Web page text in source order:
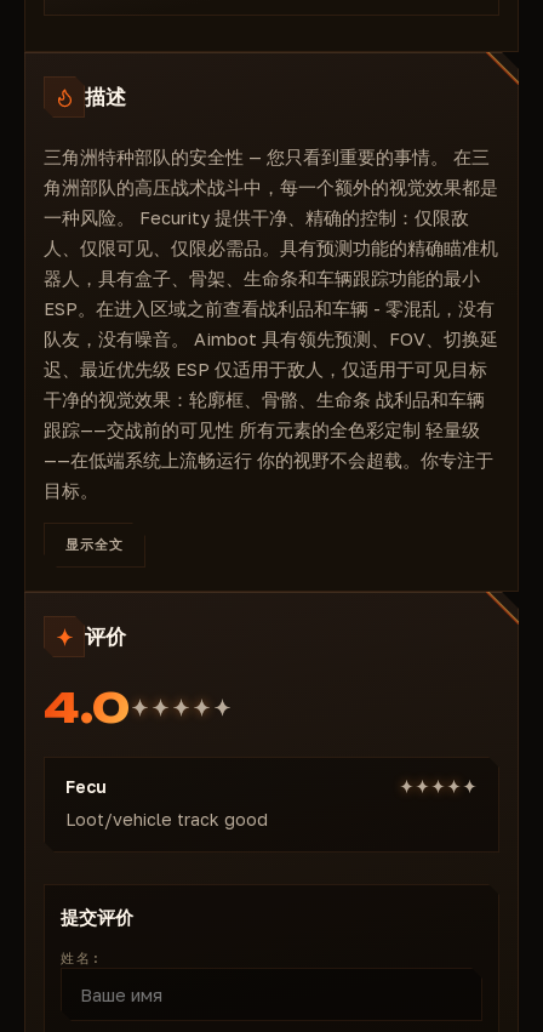
仅限敌人
视场角
随机骰子
盒子轮廓
骷髅
战利品
车辆
颜色
描述
三角洲特种部队的安全性 — 您只看到重要的事情。 在三
角洲部队的高压战术战斗中，每一个额外的视觉效果都是
一种风险。 Fecurity 提供干净、精确的控制：仅限敌
人、仅限可见、仅限必需品。具有预测功能的精确瞄准机
器人，具有盒子、骨架、生命条和车辆跟踪功能的最小
ESP。在进入区域之前查看战利品和车辆 - 零混乱，没有
队友，没有噪音。 Aimbot 具有领先预测、FOV、切换延
迟、最近优先级 ESP 仅适用于敌人，仅适用于可见目标
干净的视觉效果：轮廓框、骨骼、生命条 战利品和车辆
跟踪——交战前的可见性 所有元素的全色彩定制 轻量级
——在低端系统上流畅运行 你的视野不会超载。你专注于
目标。
显示全文
评价
4.0
Fecu
Loot/vehicle track good
提交评价
姓名: